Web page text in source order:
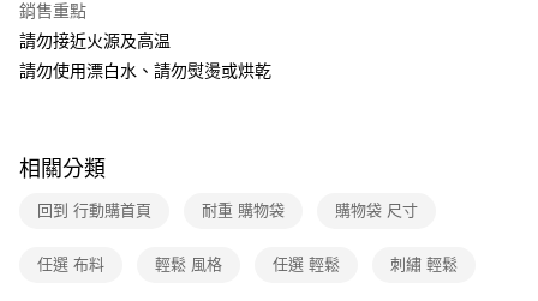
銷售重點
請勿接近火源及高温
請勿使用漂白水、請勿熨燙或烘乾
相關分類
回到 行動購首頁 耐重 購物袋 購物袋 尺寸
任選 布料 輕鬆 風格 任選 輕鬆 刺繡 輕鬆